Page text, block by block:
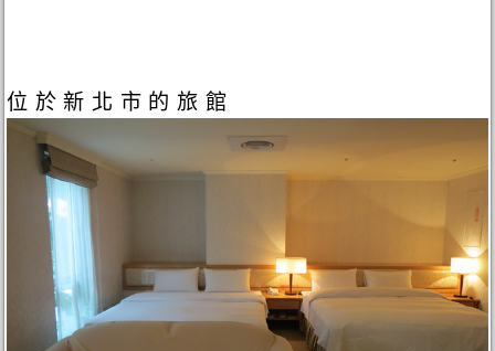
位於新北市的旅館